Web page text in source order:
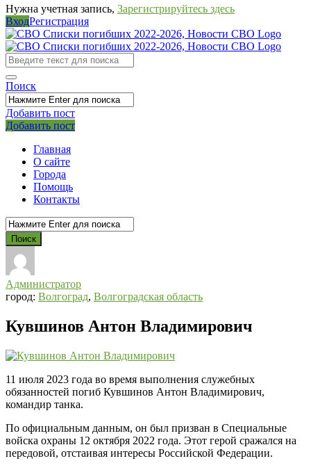
Нужна учетная запись, Зарегистрируйтесь здесь
ВходРегистрация
СВО
Списки
погибших
2022-
2026,
Новости
СВО
Поиск
Добавить пост
Мобильное
меню
Выйти
Добавить пост
Главная
О сайте
Города
Помощь
Контакты
Администратор
город: Волгоград, Волгоградская область
Кувшинов Антон Владимирович
11 июля 2023 года во время выполнения служебных
обязанностей погиб Кувшинов Антон Владимирович,
командир танка.
По официальным данным, он был призван в Специальные
войска охраны 12 октября 2022 года. Этот герой сражался на
передовой, отстаивая интересы Российской Федерации.